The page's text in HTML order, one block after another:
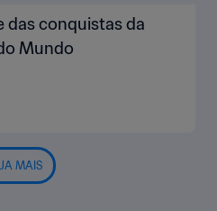
das conquistas da
Mundo
MAIS